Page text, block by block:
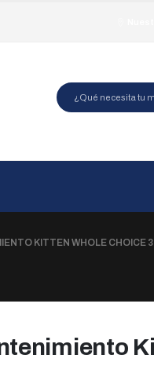
KITTEN WHOLE CHOICE